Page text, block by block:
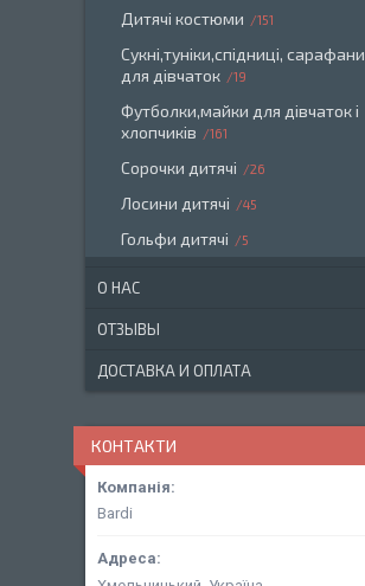
Дитячі костюми 151
Сукні,туніки,спідниці, сарафани
для дівчаток
19
Футболки,майки для дівчаток і
хлопчиків
161
Сорочки дитячі 26
Лосини дитячі 45
Гольфи дитячі 5
О НАС
ОТЗЫВЫ
ДОСТАВКА И ОПЛАТА
КОНТАКТИ
Bardi